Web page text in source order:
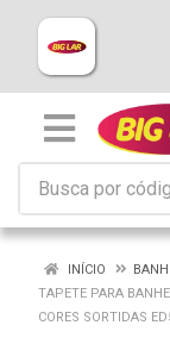
INÍCIO
TAPETE PARA
CORES SORTIDAS